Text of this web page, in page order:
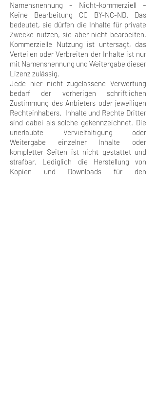
Namensnennung – Nicht-kommerziell –
Keine Bearbeitung CC BY-NC-ND. Das
bedeutet, sie dürfen die Inhalte für private
Zwecke nutzen, sie aber nicht bearbeiten.
Kommerzielle Nutzung ist untersagt, das
Verteilen oder Verbreiten der Inhalte ist nur
mit Namensnennung und Weitergabe dieser
Lizenz zulässig.
Jede hier nicht zugelassene Verwertung
bedarf der vorherigen schriftlichen
Zustimmung des Anbieters oder jeweiligen
Rechteinhabers. Inhalte und Rechte Dritter
sind dabei als solche gekennzeichnet. Die
unerlaubte Vervielfältigung oder
Weitergabe einzelner Inhalte oder
kompletter Seiten ist nicht gestattet und
strafbar. Lediglich die Herstellung von
Kopien und Downloads für den